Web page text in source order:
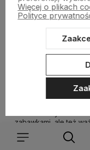
oto topowe
ale również dorosłych.
Nowością na
zabawki Pop It,
zabawki pop it są tak
zabawkami, ale też
Różnorodność wśród
Szmaciane,
Więcej o plikach
Polityce